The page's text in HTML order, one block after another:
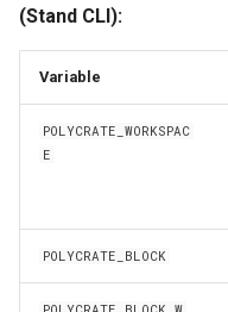
(Stand CLI):
Variable
POLYCRATE_WORKSPAC
E
POLYCRATE_BLOCK